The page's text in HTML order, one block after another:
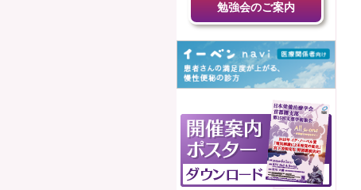
勉強会のご案内